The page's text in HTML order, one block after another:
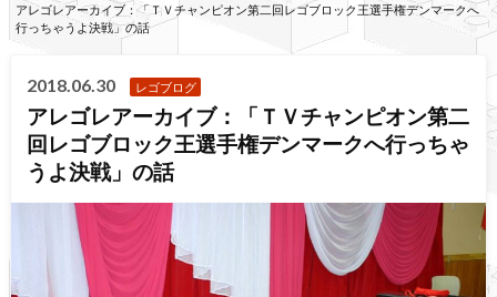
アレゴレアーカイブ：「ＴＶチャンピオン第二回レゴブロック王選手権デンマークへ
行っちゃうよ決戦」の話
2018.06.30 レゴブログ
アレゴレアーカイブ：「ＴＶチャンピオン第二
回レゴブロック王選手権デンマークへ行っちゃ
うよ決戦」の話